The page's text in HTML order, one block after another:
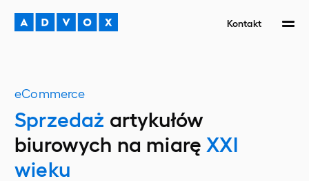
Kontakt
eCommerce
Sprzedaż artykułów
biurowych na miarę XXI
wieku